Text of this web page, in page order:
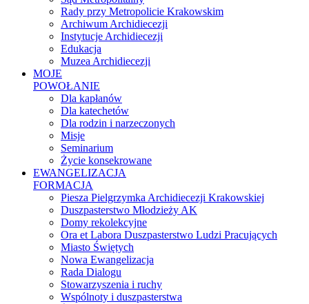
Rady przy Metropolicie Krakowskim
Archiwum Archidiecezji
Instytucje Archidiecezji
Edukacja
Muzea Archidiecezji
MOJE
POWOŁANIE
Dla kapłanów
Dla katechetów
Dla rodzin i narzeczonych
Misje
Seminarium
Życie konsekrowane
EWANGELIZACJA
FORMACJA
Piesza Pielgrzymka Archidiecezji Krakowskiej
Duszpasterstwo Młodzieży AK
Domy rekolekcyjne
Ora et Labora Duszpasterstwo Ludzi Pracujących
Miasto Świętych
Nowa Ewangelizacja
Rada Dialogu
Stowarzyszenia i ruchy
Wspólnoty i duszpasterstwa